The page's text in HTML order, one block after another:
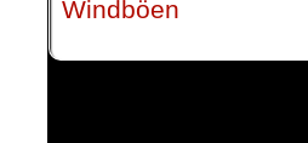
Windböen